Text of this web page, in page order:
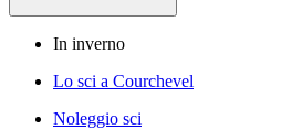
In inverno
Lo sci a Courchevel
Noleggio sci